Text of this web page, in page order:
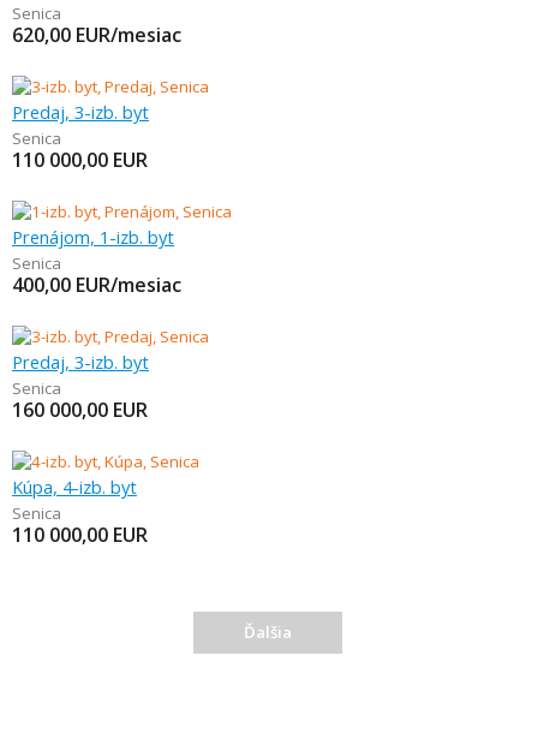
Senica
620,00 EUR/mesiac
Predaj, 3-izb. byt
Senica
110 000,00 EUR
Prenájom, 1-izb. byt
Senica
400,00 EUR/mesiac
Predaj, 3-izb. byt
Senica
160 000,00 EUR
Kúpa, 4-izb. byt
Senica
110 000,00 EUR
Ďalšia